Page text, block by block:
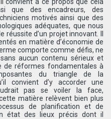
que des encadreurs, des
motivés ainsi que des
adéquates, que nous
d’un projet innovant. Il
en matière d’économie de
comporte comme défis, ne
aucun contenu sérieux et
de réformes fondamentales à
du triangle de la
convient d’y accorder une
pas se voiler la face,
matière relèvent bien plus
de planification et de
état des lieux précis dont il